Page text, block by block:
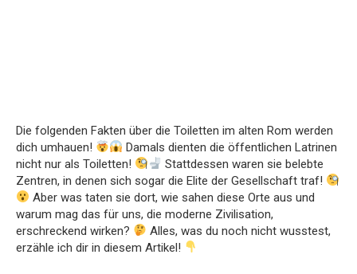
Die folgenden Fakten über die Toiletten im alten Rom werden
dich umhauen!
Damals dienten die öffentlichen Latrinen
nicht nur als Toiletten!
Stattdessen waren sie belebte
Zentren, in denen sich sogar die Elite der Gesellschaft traf!
Aber was taten sie dort, wie sahen diese Orte aus und
warum mag das für uns, die moderne Zivilisation,
erschreckend wirken?
Alles, was du noch nicht wusstest,
erzähle ich dir in diesem Artikel!